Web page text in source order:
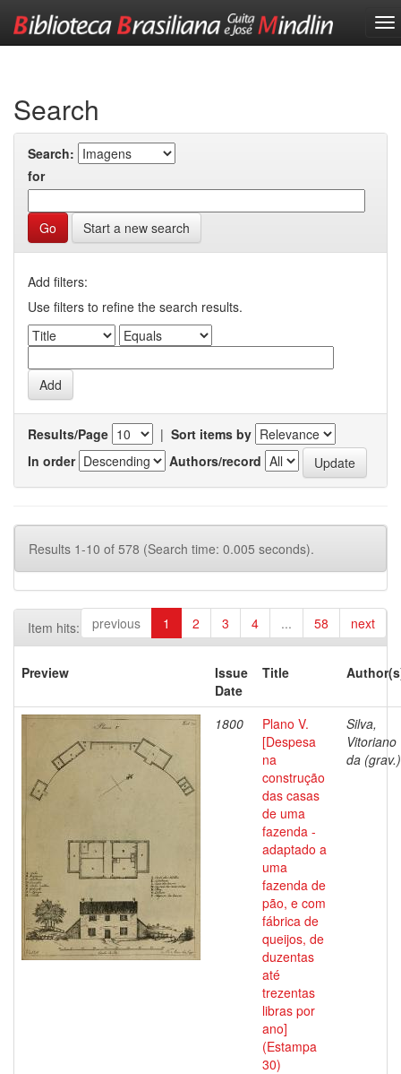
Search
Search:
for
Start a new search
Add filters:
Use filters to refine the search results.
Results/Page | Sort items by
In order
Authors/record
Results 1-10 of 578 (Search time: 0.005 seconds).
previous 1 2 3 4 ... 58 next
Item hits:
Preview
Issue
Date
Title
1800
Plano V.
[Despesa
na
construção
das casas
de uma
fazenda -
adaptado a
uma
fazenda de
pão, e com
fábrica de
queijos, de
duzentas
até
trezentas
libras por
ano]
(Estampa
30)
Silva,
Vitoriano
da (grav.)